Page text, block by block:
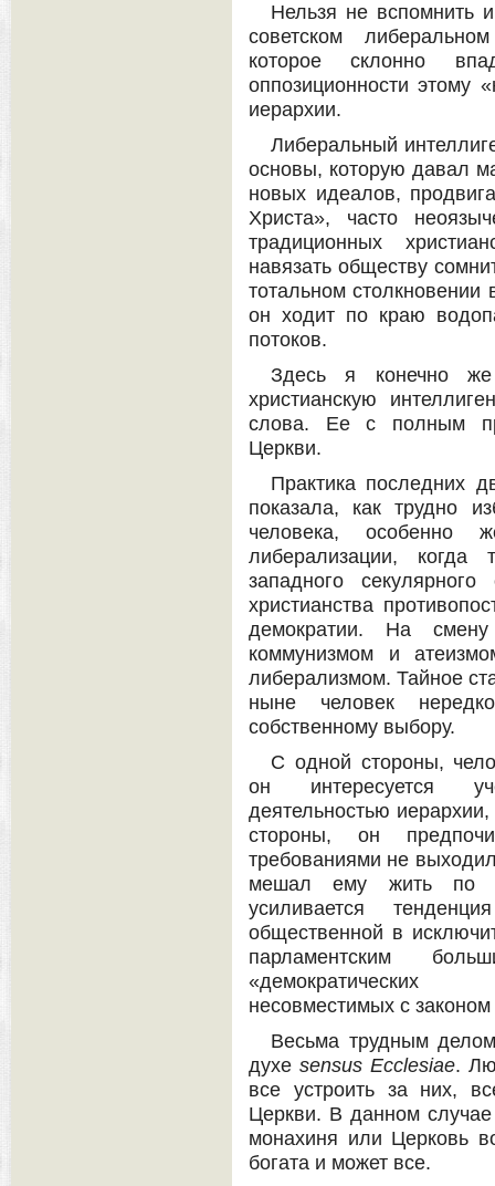
Нельзя не вспомнить
советском
которое склонно
оппозиционности этому
иерархии.
Либеральный
основы, которую давал
новых идеалов,
Христа», часто
традиционных
навязать обществу
тотальном
он ходит по краю
потоков.
Здесь я конечно
христианскую
слова. Ее с полным
Церкви.
Практика последних
показала, как трудно
человека, особенно
либерализации,
западного
христианства
демократии. На смену
коммунизмом и
либерализмом. Тайное
ныне человек
собственному выбору.
С одной стороны,
он интересуется
деятельностью
стороны, он
требованиями не
мешал ему жить по
усиливается
общественной в
парламентским
«демократических
несовместимых с
Весьма трудным
духе sensus Ecclesiae.
все устроить за них,
Церкви. В данном случае
монахиня или Церковь
богата и может все.